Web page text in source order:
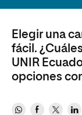
Elegir una
fácil.
UNIR
opciones